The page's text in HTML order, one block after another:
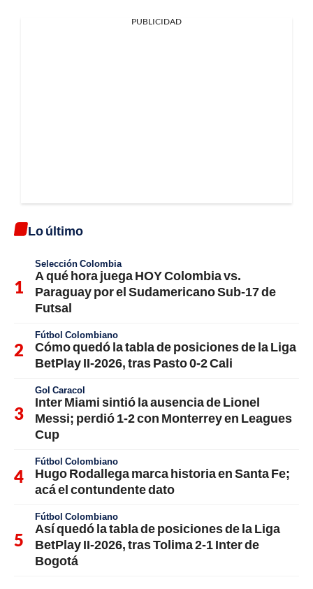
PUBLICIDAD
Lo último
Selección Colombia
A qué hora juega HOY Colombia vs.
Paraguay por el Sudamericano Sub-17 de
Futsal
Fútbol Colombiano
Cómo quedó la tabla de posiciones de la Liga
BetPlay II-2026, tras Pasto 0-2 Cali
Gol Caracol
Inter Miami sintió la ausencia de Lionel
Messi; perdió 1-2 con Monterrey en Leagues
Cup
Fútbol Colombiano
Hugo Rodallega marca historia en Santa Fe;
acá el contundente dato
Fútbol Colombiano
Así quedó la tabla de posiciones de la Liga
BetPlay II-2026, tras Tolima 2-1 Inter de
Bogotá